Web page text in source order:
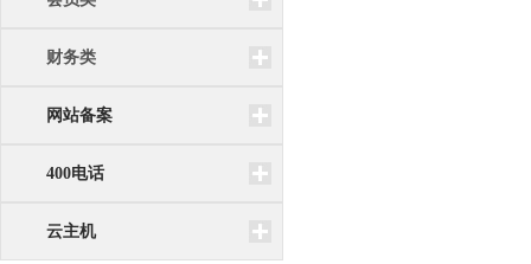
财务类
网站备案
400电话
云主机